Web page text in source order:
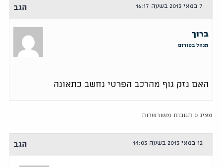
7 במאי 2013 בשעה 16:17 הגב
ברוך
מנהל בפורום
האם נזק גוף מהרכב הפרטי נחשב כתאונה
מציג 0 תגובות משורשרות
12 במאי 2013 בשעה 14:03 הגב